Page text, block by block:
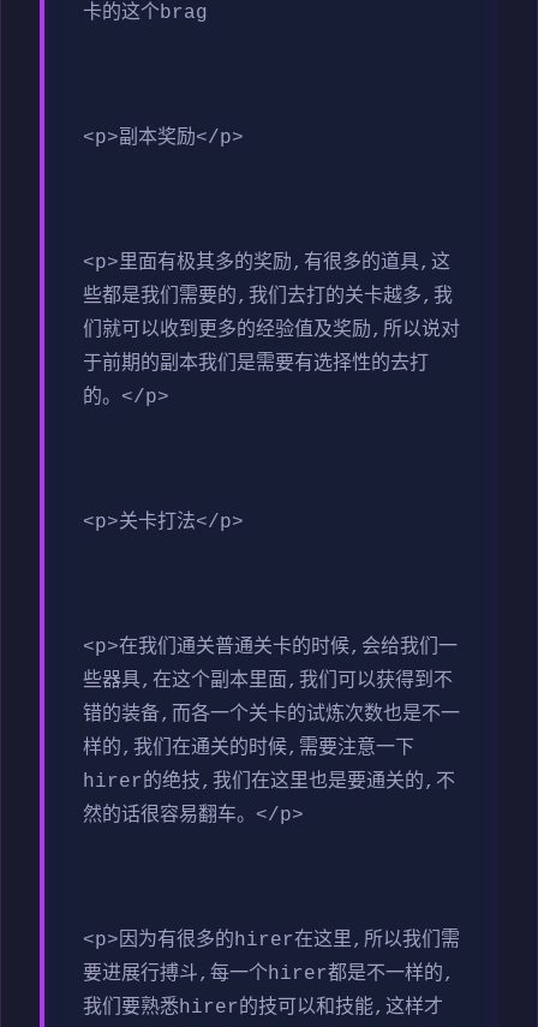
卡的这个brag
<p>副本奖励</p>
<p>里面有极其多的奖励,有很多的道具,这
些都是我们需要的,我们去打的关卡越多,我
们就可以收到更多的经验值及奖励,所以说对
于前期的副本我们是需要有选择性的去打
的。</p>
<p>关卡打法</p>
<p>在我们通关普通关卡的时候,会给我们一
些器具,在这个副本里面,我们可以获得到不
错的装备,而各一个关卡的试炼次数也是不一
样的,我们在通关的时候,需要注意一下
hirer的绝技,我们在这里也是要通关的,不
然的话很容易翻车。</p>
<p>因为有很多的hirer在这里,所以我们需
要进展行搏斗,每一个hirer都是不一样的,
我们要熟悉hirer的技可以和技能,这样才